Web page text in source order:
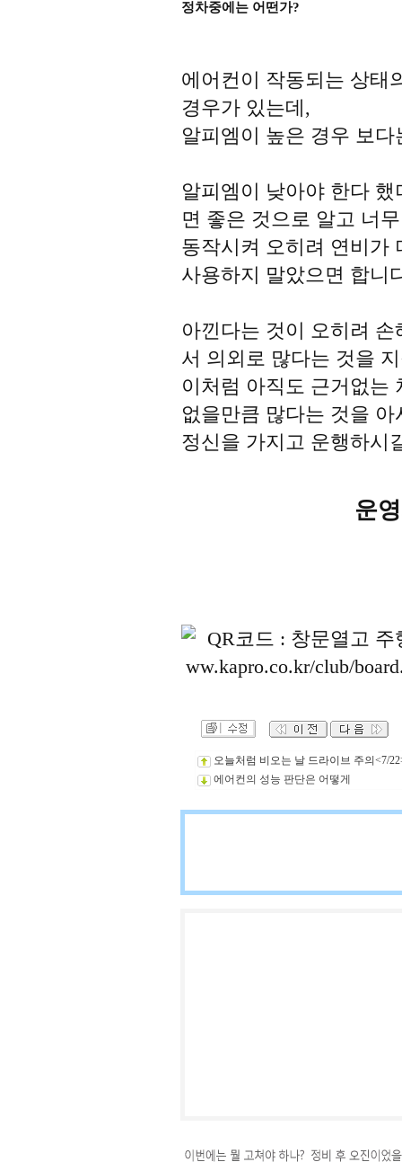
정차중에는 어떤가?
에어컨이 작동되는 상태
경우가 있는데,
알피엠이 높은 경우 보
알피엠이 낮아야 한다
면 좋은 것으로 알고 너
동작시켜 오히려 연비가
사용하지 말았으면 합니
아낀다는 것이 오히려
서 의외로 많다는 것을
이처럼 아직도 근거없는
없을만큼 많다는 것을
정신을 가지고 운행하시
운
오늘처럼 비오는 날 드라이브 주의<7/
에어컨의 성능 판단은 어떻게